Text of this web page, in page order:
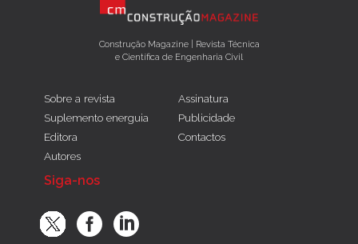
Construção Magazine | Revista Técnica
e Científica de Engenharia Civil
Sobre a revista
Suplemento energuia
Editora
Autores
Assinatura
Publicidade
Contactos
Siga-nos